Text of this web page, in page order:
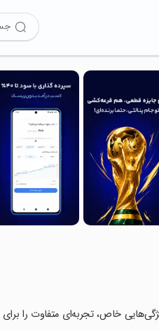
خاص، تجربه‌ای متفاوت را